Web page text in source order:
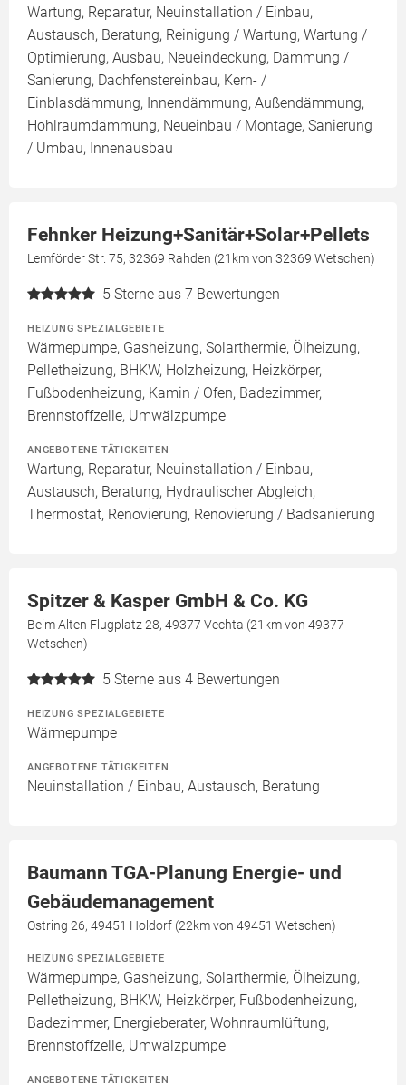
Wartung, Reparatur, Neuinstallation / Einbau,
Austausch, Beratung, Reinigung / Wartung, Wartung /
Optimierung, Ausbau, Neueindeckung, Dämmung /
Sanierung, Dachfenstereinbau, Kern- /
Einblasdämmung, Innendämmung, Außendämmung,
Hohlraumdämmung, Neueinbau / Montage, Sanierung
/ Umbau, Innenausbau
Fehnker Heizung+Sanitär+Solar+Pellets
Lemförder Str. 75, 32369 Rahden (21km von 32369 Wetschen)
5 Sterne aus 7 Bewertungen
HEIZUNG SPEZIALGEBIETE
Wärmepumpe, Gasheizung, Solarthermie, Ölheizung,
Pelletheizung, BHKW, Holzheizung, Heizkörper,
Fußbodenheizung, Kamin / Ofen, Badezimmer,
Brennstoffzelle, Umwälzpumpe
ANGEBOTENE TÄTIGKEITEN
Wartung, Reparatur, Neuinstallation / Einbau,
Austausch, Beratung, Hydraulischer Abgleich,
Thermostat, Renovierung, Renovierung / Badsanierung
Spitzer & Kasper GmbH & Co. KG
Beim Alten Flugplatz 28, 49377 Vechta (21km von 49377
Wetschen)
5 Sterne aus 4 Bewertungen
HEIZUNG SPEZIALGEBIETE
Wärmepumpe
ANGEBOTENE TÄTIGKEITEN
Neuinstallation / Einbau, Austausch, Beratung
Baumann TGA-Planung Energie- und
Gebäudemanagement
Ostring 26, 49451 Holdorf (22km von 49451 Wetschen)
HEIZUNG SPEZIALGEBIETE
Wärmepumpe, Gasheizung, Solarthermie, Ölheizung,
Pelletheizung, BHKW, Heizkörper, Fußbodenheizung,
Badezimmer, Energieberater, Wohnraumlüftung,
Brennstoffzelle, Umwälzpumpe
ANGEBOTENE TÄTIGKEITEN